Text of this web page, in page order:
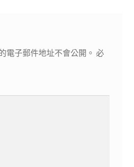
電子郵件地址不會公開。 必